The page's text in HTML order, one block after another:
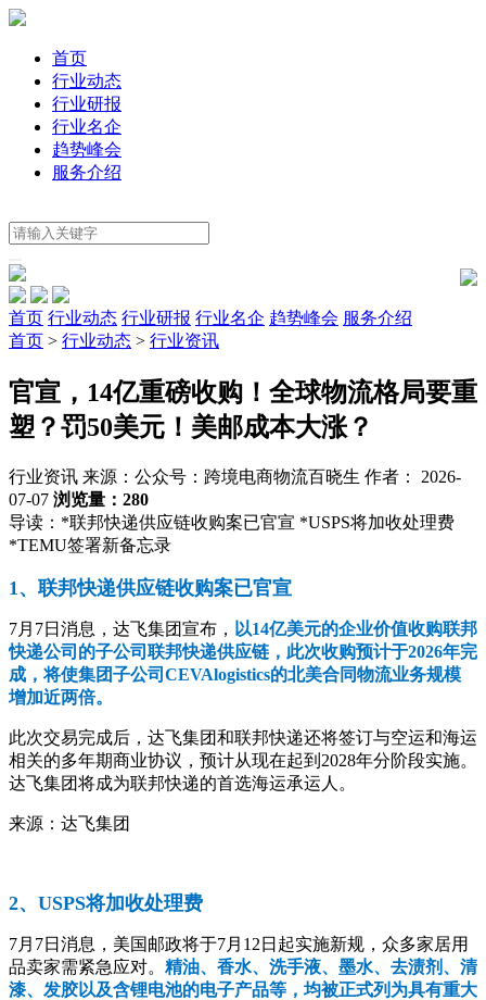
首页
行业动态
行业研报
行业名企
趋势峰会
服务介绍
首页 行业动态 行业研报 行业名企 趋势峰会 服务介绍
首页 > 行业动态 > 行业资讯
官宣，14亿重磅收购！全球物流格局要重
塑？罚50美元！美邮成本大涨？
行业资讯 来源：公众号：跨境电商物流百晓生 作者： 2026-
07-07 浏览量：280
导读： *联邦快递供应链收购案已官宣 *USPS将加收处理费
*TEMU签署新备忘录
1、联邦快递供应链收购案已官宣
7月7日消息，达飞集团宣布， 以14亿美元的企业价值收购联邦
快递公司的子公司联邦快递供应链，此次收购预计于2026年完
成，将使集团子公司CEVAlogistics的北美合同物流业务规模
增加近两倍。
此次交易完成后，达飞集团和联邦快递还将签订与空运和海运
相关的多年期商业协议，预计从现在起到2028年分阶段实施。
达飞集团将成为联邦快递的首选海运承运人。
来源：达飞集团
2、USPS将加收处理费
7月7日消息，美国邮政将于7月12日起实施新规，众多家居用
品卖家需紧急应对。 精油、香水、洗手液、墨水、去渍剂、清
漆、发胶以及含锂电池的电子产品等，均被正式列为具有重大